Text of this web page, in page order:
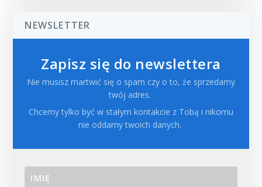
NEWSLETTER
Zapisz się do newslettera
Nie musisz martwić się o spam czy o to, że sprzedamy
twój adres.
Chcemy tylko być w stałym kontakcie z Tobą i nikomu
nie oddamy twoich danych.